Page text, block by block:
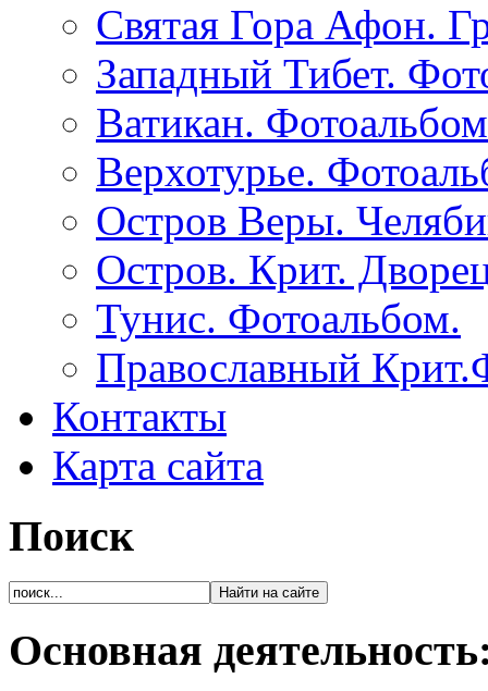
Святая Гора Афон.
Западный Тибет.
Ватикан.
Верхотурье.
Остров Веры.
Остров. Крит.
Тунис. Фотоальбом.
Православный
Контакты
Карта сайта
Поиск
Основная